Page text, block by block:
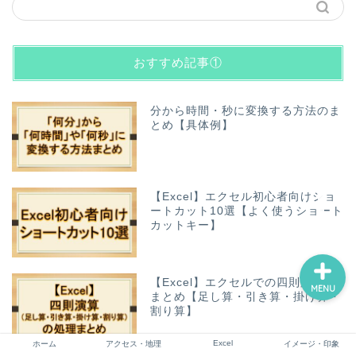
おすすめ記事①
分から時間・秒に変換する方法のま
とめ【具体例】
【Excel】エクセル初心者向けショ
ートカット10選【よく使うショート
カットキー】
【Excel】エクセルでの四則演算の
まとめ【足し算・引き算・掛け算・
割り算】
ホーム アクセス・地理 Excel イメージ・印象
MENU
アクセス・地理
イメージ・印象